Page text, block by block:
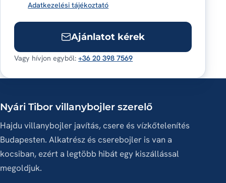
Adatkezelési tájékoztató
Ajánlatot kérek
Vagy hívjon egyből:+36 20 398 7569
Nyári Tibor villanybojler szerelő
Hajdu villanybojler javítás, csere és vízkőtelenítés
Budapesten. Alkatrész és cserebojler is van a
kocsiban, ezért a legtöbb hibát egy kiszállással
megoldjuk.